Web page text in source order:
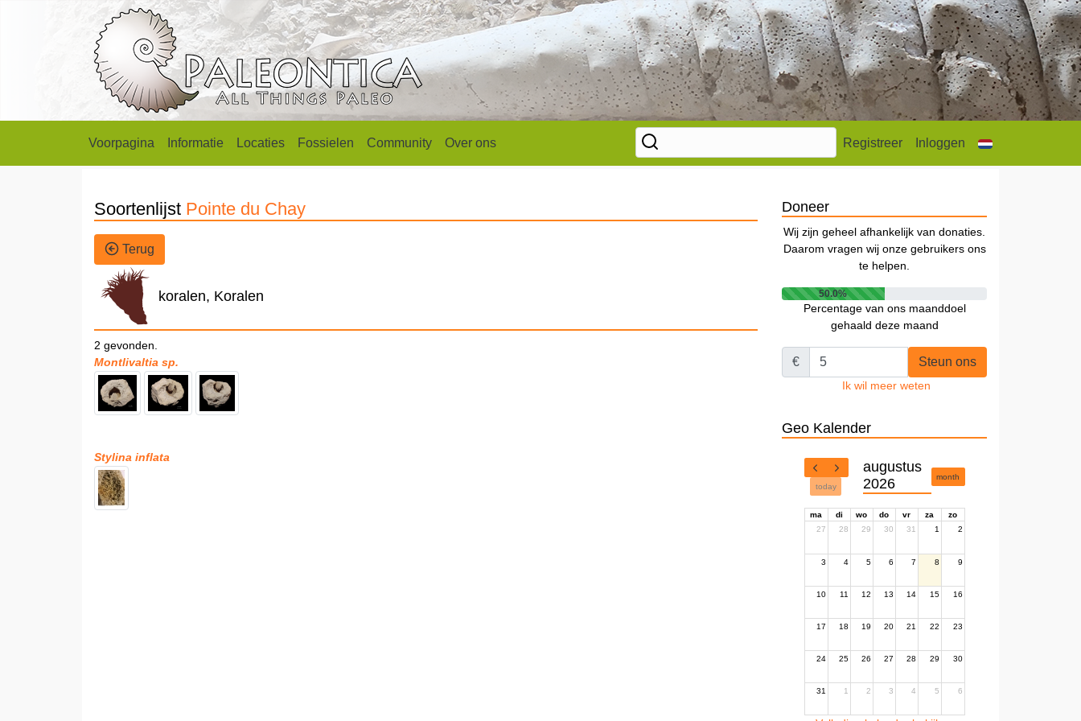
Voorpagina Informatie Locaties Fossielen Community Over ons Registreer Inloggen
Soortenlijst Pointe du Chay
Terug
koralen, Koralen
2 gevonden.
Montlivaltia sp.
Stylina inflata
Doneer
Wij zijn geheel afhankelijk van donaties.
Daarom vragen wij onze gebruikers ons
te helpen.
50.0%
Percentage van ons maanddoel
gehaald deze maand
€ Steun ons
Ik wil meer weten
Geo Kalender
today
augustus
2026
month
ma di wo do vr za
zo
27
28 29 30 31 1 2
3 4 5 6 7 8 9
10 11 12 13 14 15 16
17 18 19 20 21 22 23
24 25 26 27 28 29 30
31 1 2 3 4 5 6